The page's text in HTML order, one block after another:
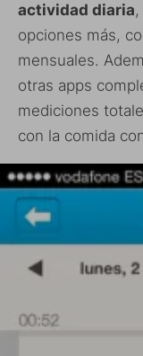
actividad diaria
opciones más,
mensuales.
otras apps
mediciones
con la comida